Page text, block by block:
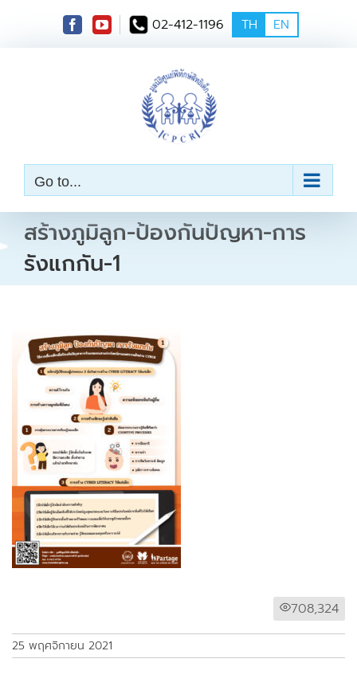
t
02-412-1196 TH EN
Go to...
สร้างภูมิลูก-ป้องกันปัญหา-การ
รังแกกัน-1
708,324
25 พฤศจิกายน 2021